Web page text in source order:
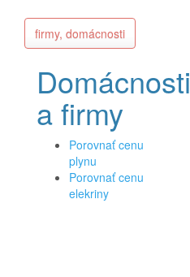
firmy, domácnosti
Domácnosti
a firmy
Porovnať cenu
plynu
Porovnať cenu
elekriny